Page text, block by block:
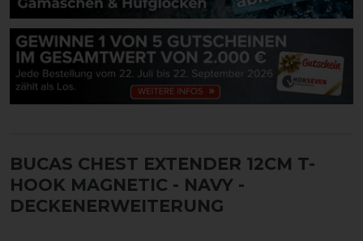
BUCAS CHEST EXTENDER 12CM T-
HOOK MAGNETIC - NAVY -
DECKENERWEITERUNG